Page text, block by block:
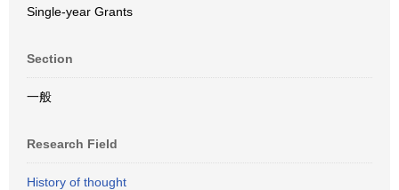
Single-year Grants
Section
一般
Research Field
History of thought